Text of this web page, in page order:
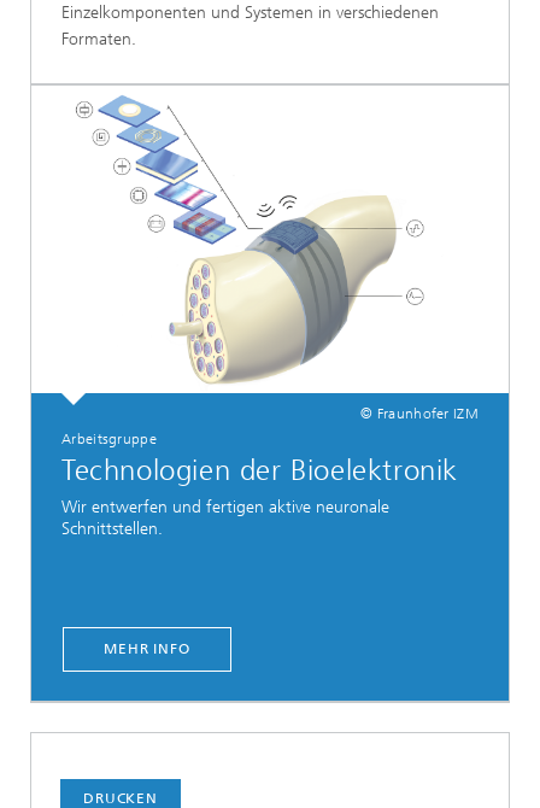
Einzelkomponenten und Systemen in verschiedenen
Formaten.
© Fraunhofer IZM
Arbeitsgruppe
Technologien der Bioelektronik
Wir entwerfen und fertigen aktive neuronale
Schnittstellen.
MEHR INFO
DRUCKEN